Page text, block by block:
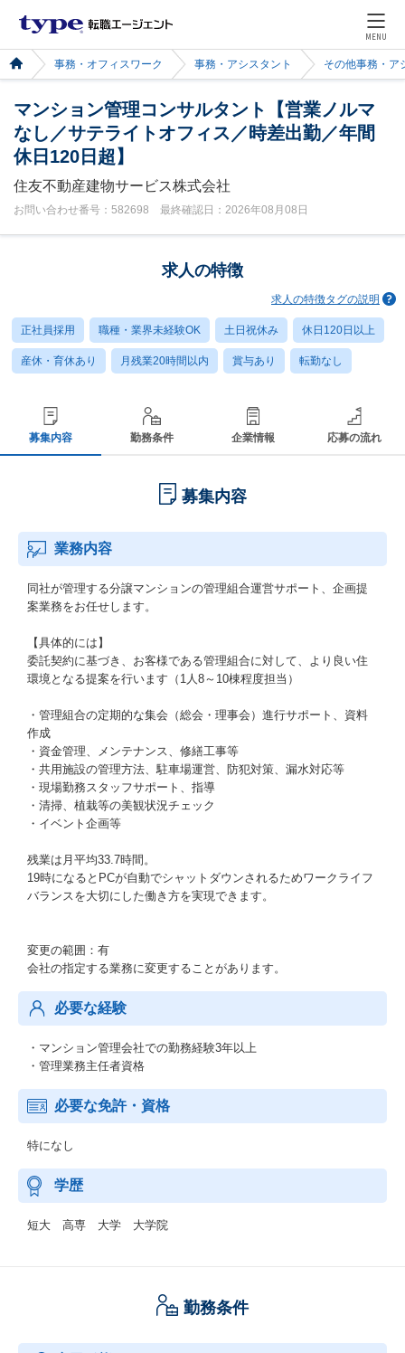
MENU
事務・オフィスワーク 事務・アシスタント その他事務・ア
マンション管理コンサルタント【営業ノルマ
なし／サテライトオフィス／時差出勤／年間
休日120日超】
住友不動産建物サービス株式会社
お問い合わせ番号：582698 最終確認日：2026年08月08日
求人の特徴
求人の特徴タグの説明
正社員採用 職種・業界未経験OK 土日祝休み 休日120日以上
産休・育休あり 月残業20時間以内 賞与あり 転勤なし
募集内容 勤務条件 企業情報 応募の流れ
募集内容
業務内容
同社が管理する分譲マンションの管理組合運営サポート、企画提
案業務をお任せします。
【具体的には】
委託契約に基づき、お客様である管理組合に対して、より良い住
環境となる提案を行います（1人8～10棟程度担当）
・管理組合の定期的な集会（総会・理事会）進行サポート、資料
作成
・資金管理、メンテナンス、修繕工事等
・共用施設の管理方法、駐車場運営、防犯対策、漏水対応等
・現場勤務スタッフサポート、指導
・清掃、植栽等の美観状況チェック
・イベント企画等
残業は月平均33.7時間。
19時になるとPCが自動でシャットダウンされるためワークライフ
バランスを大切にした働き方を実現できます。
変更の範囲：有
会社の指定する業務に変更することがあります。
必要な経験
・マンション管理会社での勤務経験3年以上
・管理業務主任者資格
必要な免許・資格
特になし
学歴
短大 高専 大学 大学院
勤務条件